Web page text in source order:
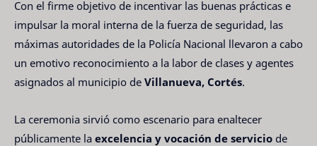
Con el firme objetivo de incentivar las buenas prácticas e
impulsar la moral interna de la fuerza de seguridad, las
máximas autoridades de la Policía Nacional llevaron a cabo
un emotivo reconocimiento a la labor de clases y agentes
asignados al municipio de Villanueva, Cortés.
La ceremonia sirvió como escenario para enaltecer
públicamente la excelencia y vocación de servicio de